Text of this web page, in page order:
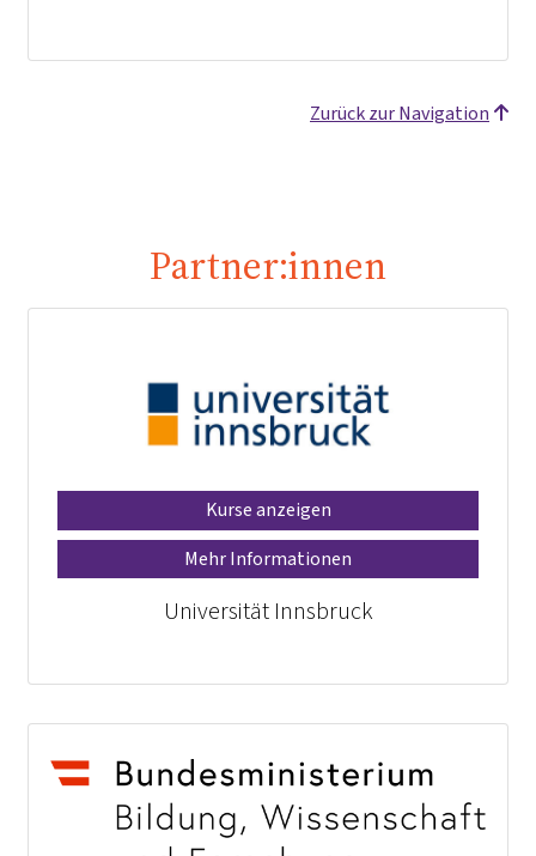
Zurück zur Navigation
Partner:innen
Kurse anzeigen
Mehr Informationen
Universität Innsbruck